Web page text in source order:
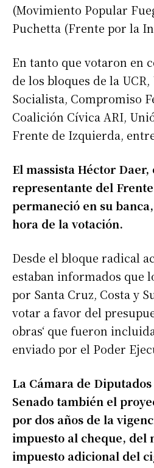
(Movimiento Popular
Puchetta (Frente por la
En tanto que votaron en
de los bloques de la
Socialista, Compromiso
Coalición Cívica ARI,
Frente de Izquierda,
El massista Héctor
representante del
permaneció en su
hora de la votación.
Desde el bloque radical
estaban informados que
por Santa Cruz, Costa y
votar a favor del
obras‘ que fueron
enviado por el Poder
La Cámara de
Senado también el
por dos años de la
impuesto al cheque, del
impuesto adicional del